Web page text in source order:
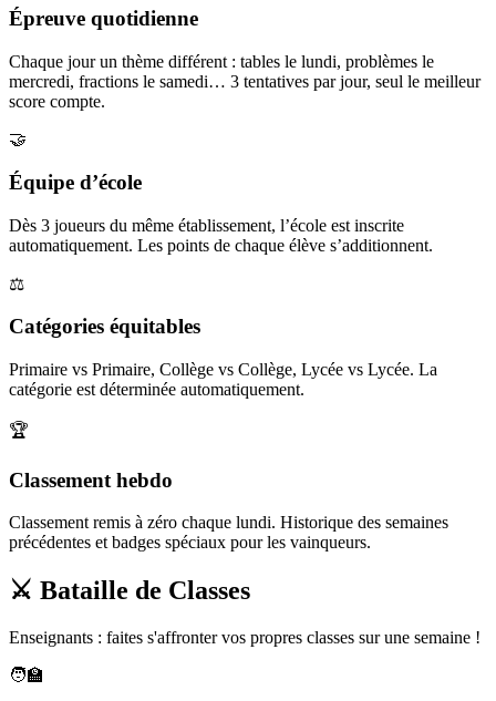
Épreuve quotidienne
Chaque jour un thème différent : tables le lundi, problèmes le
mercredi, fractions le samedi… 3 tentatives par jour, seul le meilleur
score compte.
🤝
Équipe d’école
Dès 3 joueurs du même établissement, l’école est inscrite
automatiquement. Les points de chaque élève s’additionnent.
⚖️
Catégories équitables
Primaire vs Primaire, Collège vs Collège, Lycée vs Lycée. La
catégorie est déterminée automatiquement.
🏆
Classement hebdo
Classement remis à zéro chaque lundi. Historique des semaines
précédentes et badges spéciaux pour les vainqueurs.
⚔️ Bataille de Classes
Enseignants : faites s'affronter vos propres classes sur une semaine !
🧑‍🏫